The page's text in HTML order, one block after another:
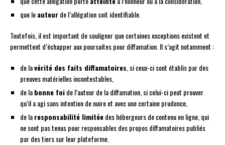
que leauteurde l’allégation soit identifiable.
Toutefois, il est important de souligner que certaines exceptions existent et
permettent d’échapper aux poursuites pour diffamation. Il s’agit notamment :
de lavérité des faits diffamatoires , si ceux-ci sont établis par des
preuves matérielles incontestables,
de labonne foide l’auteur de la diffamation, si celui-ci peut prouver
qu’il a agi sans intention de nuire et avec une certaine prudence,
de laresponsabilité limitéedes hébergeurs de contenu en ligne, qui
ne sont pas tenus pour responsables des propos diffamatoires publiés
par des tiers sur leur plateforme.